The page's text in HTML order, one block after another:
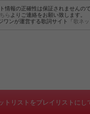
報の正確性は保証されませんの
ら よりご連絡をお願い致します。
ワンが運営する歌詞サイト「歌ネッ
トリストをプレイリストにし